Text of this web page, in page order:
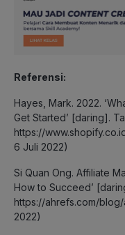
Referensi:
Hayes, Mark. 2022.
Get Started’ [daring].
https://
6 Juli 2022)
Si Quan Ong. Affiliate
How to Succeed’
https://ahrefs.com/
2022)